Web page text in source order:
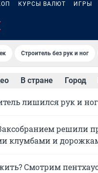
КУРСЫ ВАЛЮТ ИГРЫ
Строитель без рук и ног
В стране Город
лишился рук и ног
решили
клумбами и
Смотрим